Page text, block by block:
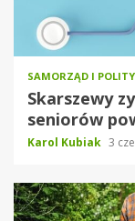
SAMORZĄD I
Skarszewy
seniorów
Karol Kubiak 3